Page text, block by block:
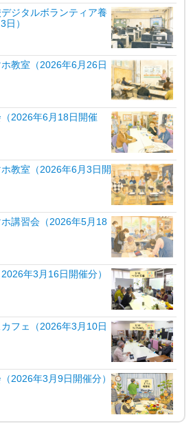
ジタルボランティア養
）
ホ教室（2026年6月26日
（2026年6月18日開催
ホ教室（2026年6月3日開
ホ講習会（2026年5月18
年3月16日開催分）
カフェ（2026年3月10日
2026年3月9日開催分）